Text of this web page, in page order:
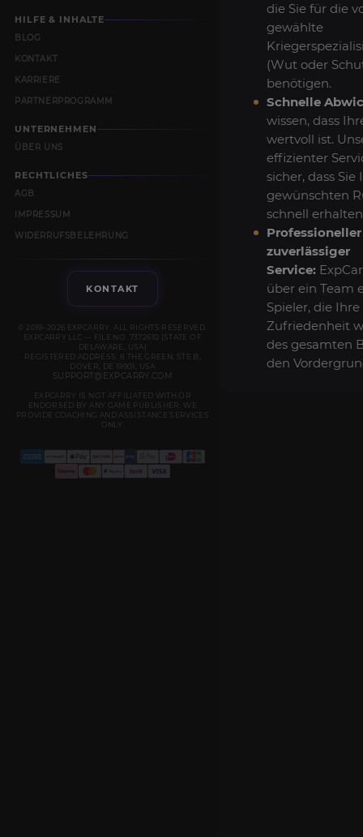
HILFE & INHALTE
BLOG
KONTAKT
KARRIERE
PARTNERPROGRAMM
UNTERNEHMEN
ÜBER UNS
RECHTLICHES
AGB
IMPRESSUM
WIDERRUFSBELEHRUNG
KONTAKT
© 2019–2026 EXPCARRY. ALL RIGHTS RESERVED.
EXPCARRY LLC — FILE NO. 7372610 (STATE OF
DELAWARE, USA)
REGISTERED ADDRESS: 8 THE GREEN, STE B,
DOVER, DE 19901, USA
SUPPORT@EXPCARRY.COM
EXPCARRY IS NOT AFFILIATED WITH OR
ENDORSED BY ANY GAME PUBLISHER. WE
PROVIDE COACHING AND ASSISTANCE SERVICES
ONLY.
die Sie für die
gewählte
(Wut oder
benötigen.
Schnelle
wissen, dass
wertvoll ist.
effizienter
sicher, dass Sie
gewünschten
schnell
zuverlässiger
Service:
über ein Team
Spieler, die Ihre
Zufriedenheit
des gesamten
den